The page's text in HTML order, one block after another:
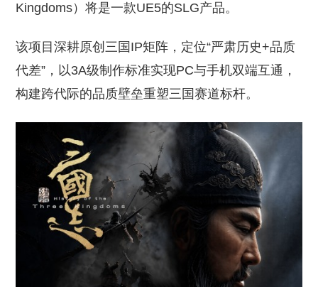
Kingdoms）将是一款UE5的SLG产品。
该项目深耕原创三国IP矩阵，定位“严肃历史+品质
代差”，以3A级制作标准实现PC与手机双端互通，
构建跨代际的品质壁垒重塑三国赛道标杆。